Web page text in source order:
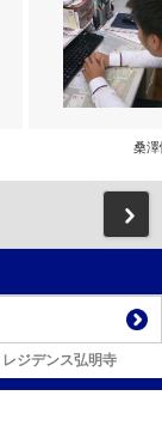
桑澤
レジデンス弘明寺